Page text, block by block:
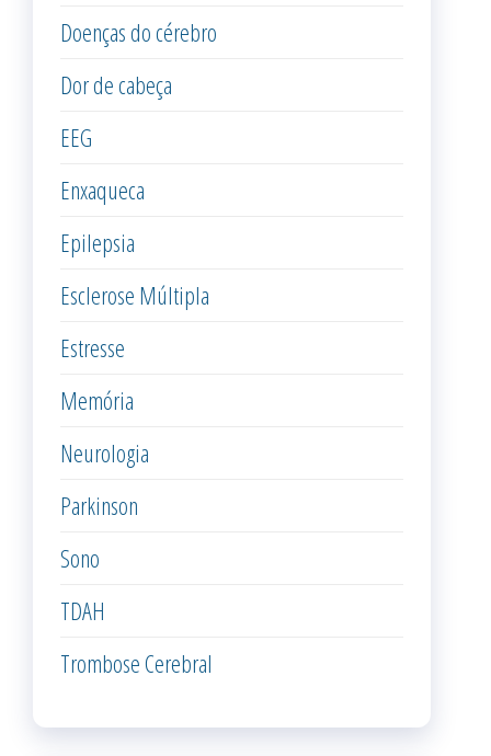
Doenças do cérebro
Dor de cabeça
EEG
Enxaqueca
Epilepsia
Esclerose Múltipla
Estresse
Memória
Neurologia
Parkinson
Sono
TDAH
Trombose Cerebral